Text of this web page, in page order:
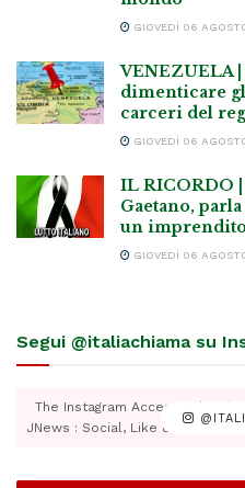
GIOVEDÌ 06
VENEZUELA
dimenticare
carceri del
GIOVEDÌ 06
IL RICORDO
Gaetano,
un
GIOVEDÌ 06
Segui @italiachiama su
The Instagram Access Token
JNews : Social, Like & View >